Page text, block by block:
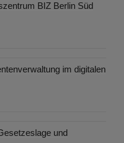
BIZ Berlin Süd
im digitalen
und